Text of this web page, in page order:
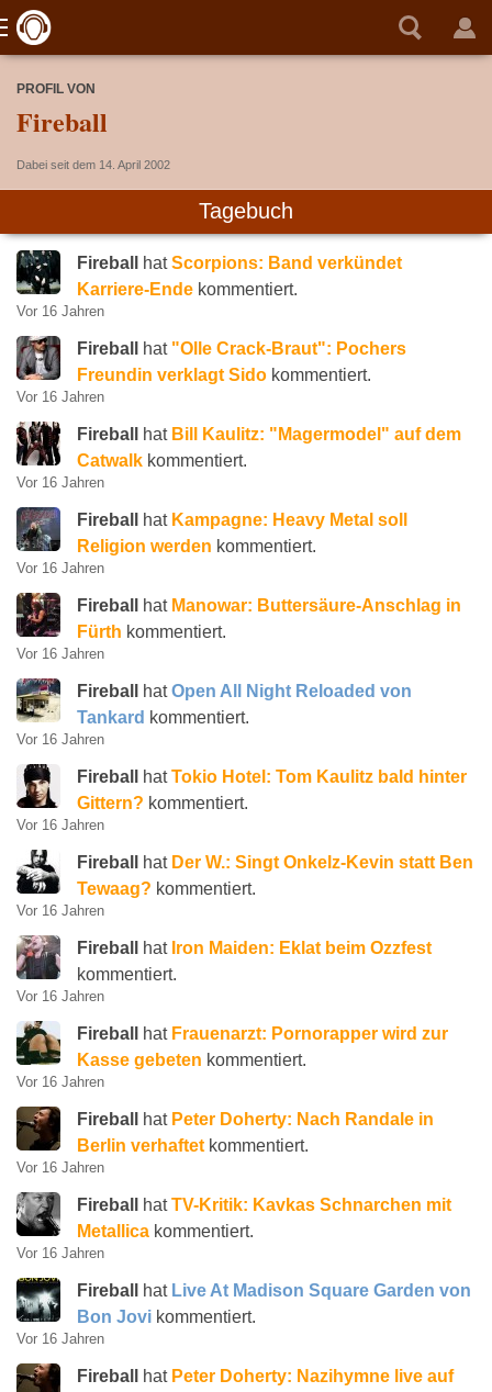
PROFIL VON
Fireball
Dabei seit dem 14. April 2002
Tagebuch
Fireball hatScorpions: Band verkündet
Karriere-Ende kommentiert.
Vor 16 Jahren
Fireball hat "Olle Crack-Braut": Pochers
Freundin verklagt Sido kommentiert.
Vor 16 Jahren
Fireball hat Bill Kaulitz: "Magermodel" auf dem
Catwalk kommentiert.
Vor 16 Jahren
Fireball hat Kampagne: Heavy Metal soll
Religion werden kommentiert.
Vor 16 Jahren
Fireball hat Manowar: Buttersäure-Anschlag in
Fürth kommentiert.
Vor 16 Jahren
Fireball hatOpen All Night Reloaded von
Tankard kommentiert.
Vor 16 Jahren
Fireball hatTokio Hotel: Tom Kaulitz bald hinter
Gittern? kommentiert.
Vor 16 Jahren
Fireball hat Der W.: Singt Onkelz-Kevin statt Ben
Tewaag? kommentiert.
Vor 16 Jahren
Fireball hat Iron Maiden: Eklat beim Ozzfest
kommentiert.
Vor 16 Jahren
Fireball hat Frauenarzt: Pornorapper wird zur
Kasse gebeten kommentiert.
Vor 16 Jahren
Fireball hat Peter Doherty: Nach Randale in
Berlin verhaftet kommentiert.
Vor 16 Jahren
Fireball hatTV-Kritik: Kavkas Schnarchen mit
Metallica kommentiert.
Vor 16 Jahren
Fireball hat Live At Madison Square Garden von
Bon Jovi kommentiert.
Vor 16 Jahren
Fireball hat Peter Doherty: Nazihymne live auf